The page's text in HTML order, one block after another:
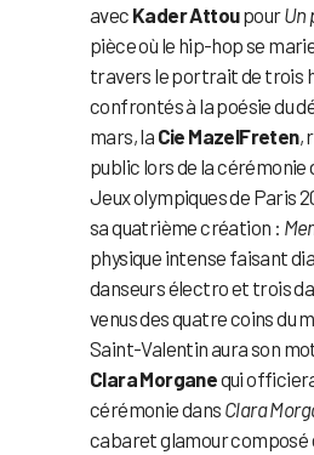
avec Kader AttoupourUn
pièce où le hip-hop se
travers le portrait de trois
confrontés à la poésie du
mars, la Cie MazelFreten,
public lors de la cérémonie
Jeux olympiques de Paris
sa quatrième création :
physique intense faisant
danseurs électro et trois
venus des quatre coins du
Saint-Valentin aura son
Clara Morganequi
cérémonie dans Clara
cabaret glamour composé